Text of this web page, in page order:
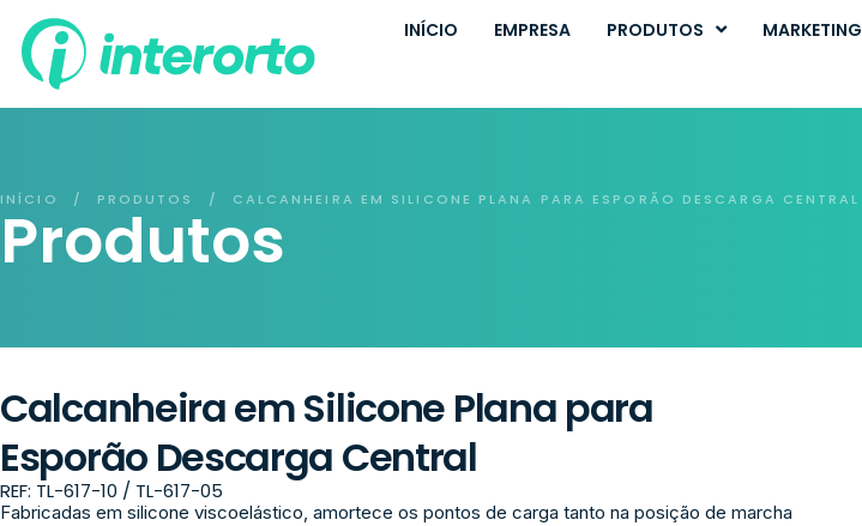
INÍCIO EMPRESA PRODUTOS MARKETING
INÍCIO / PRODUTOS / CALCANHEIRA EM SILICONE PLANA PARA ESPORÃO DESCARGA CENTRAL
Produtos
Calcanheira em Silicone Plana para
Esporão Descarga Central
REF: TL-617-10 / TL-617-05
Fabricadas em silicone viscoelástico, amortece os pontos de carga tanto na posição de marcha